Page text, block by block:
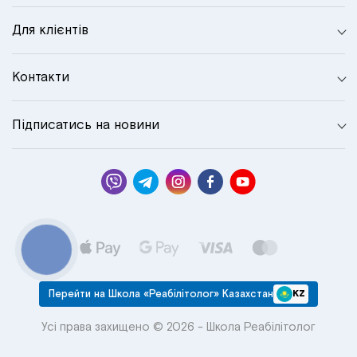
Для клієнтів
Контакти
Підписатись на новини
Перейти на Школа «Реабілітолог» Казахстан KZ
Усі права захищено © 2026 - Школа Реабілітолог